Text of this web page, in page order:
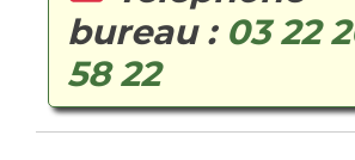
bureau : 03 22
58 22